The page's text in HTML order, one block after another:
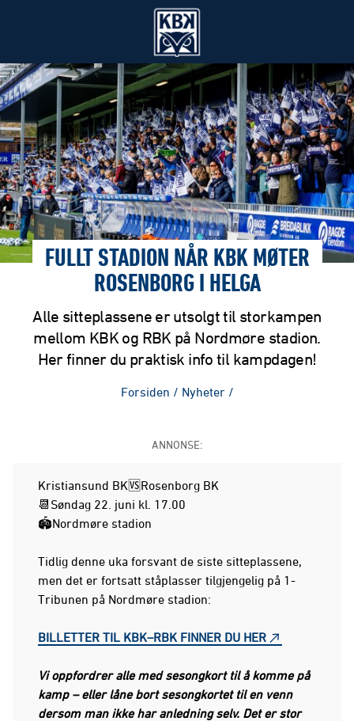
FULLT STADION NÅR KBK MØTER
ROSENBORG I HELGA
Alle sitteplassene er utsolgt til storkampen
mellom KBK og RBK på Nordmøre stadion.
Her finner du praktisk info til kampdagen!
Forsiden / Nyheter /
ANNONSE:
Kristiansund BK🆚Rosenborg BK
📆Søndag 22. juni kl. 17.00
🏟️Nordmøre stadion
Tidlig denne uka forsvant de siste sitteplassene,
men det er fortsatt ståplasser tilgjengelig på 1-
Tribunen på Nordmøre stadion:
BILLETTER TIL KBK–RBK FINNER DU HER
Vi oppfordrer alle med sesongkort til å komme på
kamp – eller låne bort sesongkortet til en venn
dersom man ikke har anledning selv. Det er stor